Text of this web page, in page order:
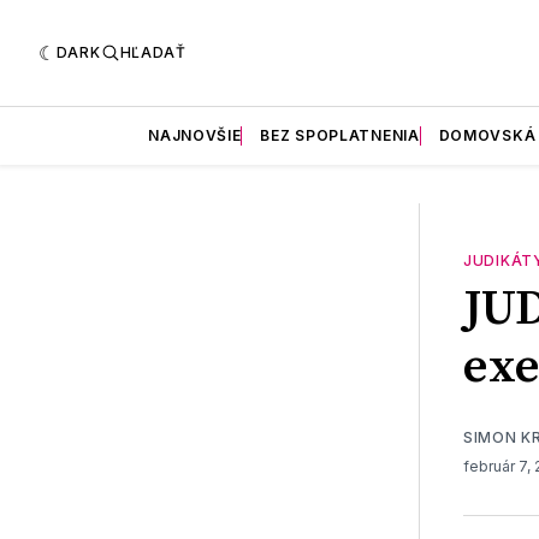
DARK HĽADAŤ
NAJNOVŠIE BEZ SPOPLATNENIA
SIMON
február 7,